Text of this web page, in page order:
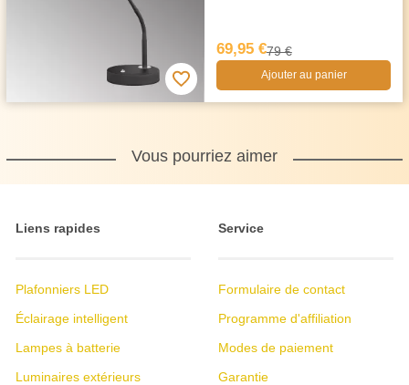
69,95 €79 €
Ajouter au panier
Vous pourriez aimer
Liens rapides
Plafonniers LED
Éclairage intelligent
Lampes à batterie
Luminaires extérieurs
Service
Formulaire de contact
Programme d'affiliation
Modes de paiement
Garantie